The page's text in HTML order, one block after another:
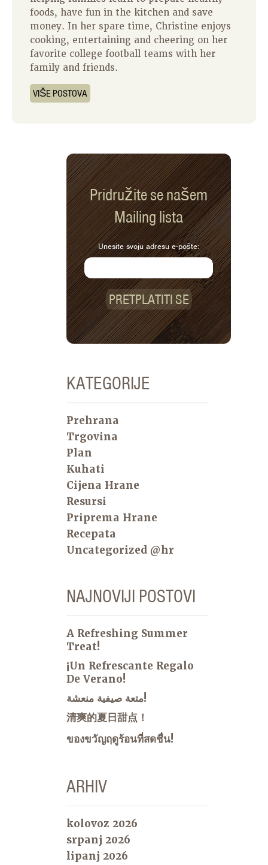
foods, have fun in the kitchen and save
money. In her spare time, Christine enjoys
cooking, entertaining and cheering on her
favorite college football teams with her
family and friends.
VIŠE POSTOVA
Pridružite se našem
Mailing lista
Unesite svoju adresu e-pošte:
PRETPLATITI SE
KATEGORIJE
Prehrana
Trgovina
Plan
Kuhati
Cijena Hrane
Resursi
Priprema Hrane
Recepata
Uncategorized @hr
NAJNOVIJI POSTOVI
A Refreshing Summer
Treat!
¡Un Refrescante Regalo
De Verano!
متعة صيفية منعشة!
清爽的夏日甜点！
ของขวัญฤดูร้อนที่สดชื่น!
ARHIV
kolovoz 2026
srpanj 2026
lipanj 2026